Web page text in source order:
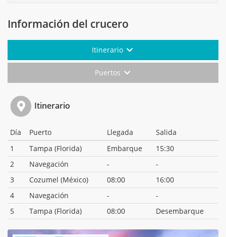
Información del crucero
Itinerario
Puertos
Itinerario
Día Puerto Llegada
Salida
1
Tampa (Florida) Embarque
15:30
2
Navegación -
-
3
Cozumel (México) 08:00
16:00
4
Navegación -
-
5
Tampa (Florida) 08:00 Desembarque